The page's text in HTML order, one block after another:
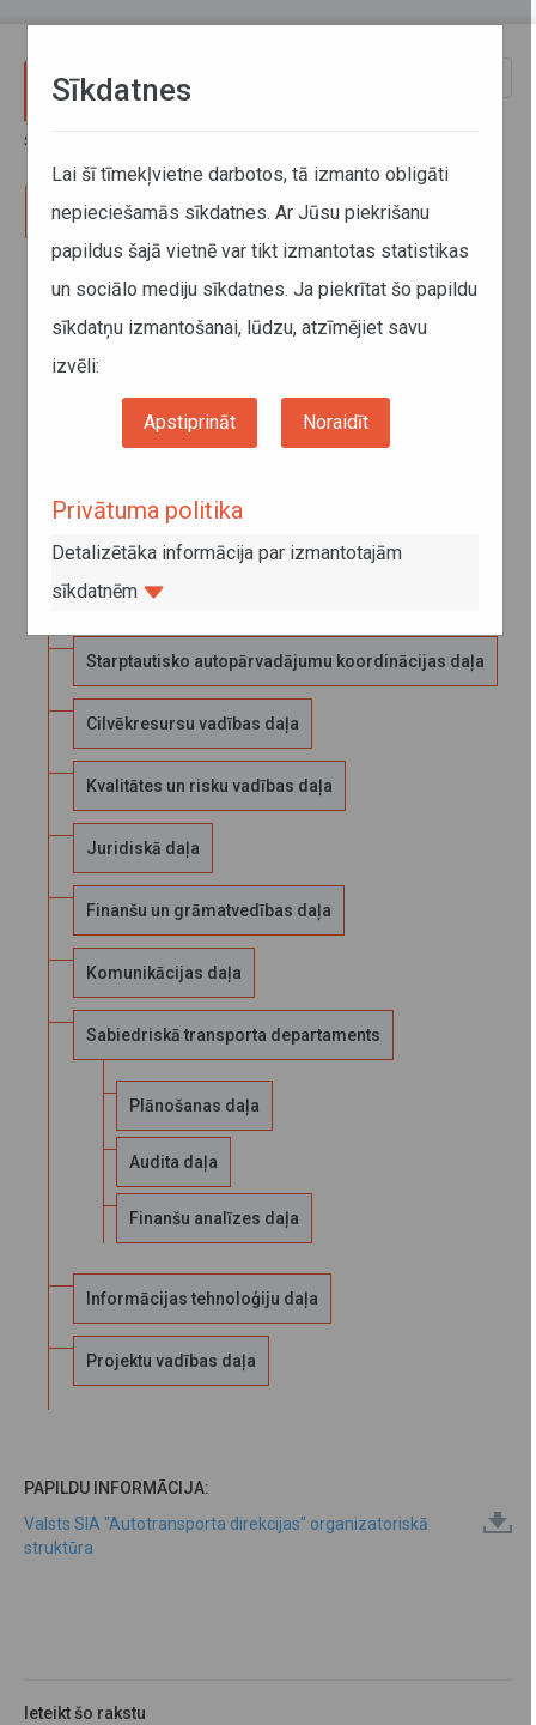
Sākums
Valde
Vadošais konkurences tiesību eksperts
Vadošais eksperts ārējo normatīvo aktu izstrādē
Licencēšanas daļa
Starptautisko autopārvadājumu koordinācijas daļa
Cilvēkresursu vadības daļa
Kvalitātes un risku vadības daļa
Juridiskā daļa
Finanšu un grāmatvedības daļa
Komunikācijas daļa
Sabiedriskā transporta departaments
Plānošanas daļa
Audita daļa
Finanšu analīzes daļa
Informācijas tehnoloģiju daļa
Projektu vadības daļa
PAPILDU INFORMĀCIJA:
Valsts SIA "Autotransporta direkcijas" organizatoriskā
struktūra
Ieteikt šo rakstu
Sīkdatnes
Lai šī tīmekļvietne darbotos, tā izmanto obligāti
nepieciešamās sīkdatnes. Ar Jūsu piekrišanu
papildus šajā vietnē var tikt izmantotas statistikas
un sociālo mediju sīkdatnes. Ja piekrītat šo papildu
sīkdatņu izmantošanai, lūdzu, atzīmējiet savu
izvēli:
Apstiprināt Noraidīt
Privātuma politika
Detalizētāka informācija par izmantotajām
sīkdatnēm